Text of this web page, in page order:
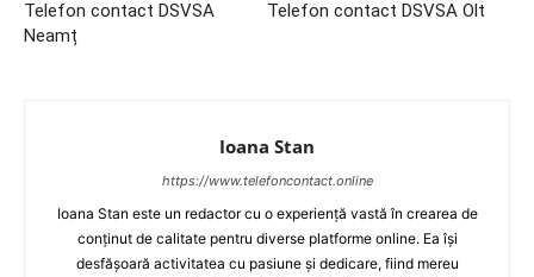
Telefon contact DSVSA
Neamț
Telefon contact DSVSA Olt
Ioana Stan
https://www.telefoncontact.online
Ioana Stan este un redactor cu o experiență vastă în crearea de
conținut de calitate pentru diverse platforme online. Ea își
desfășoară activitatea cu pasiune și dedicare, fiind mereu